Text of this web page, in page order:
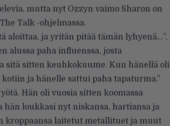
mutta nyt Ozzyn vaimo Sharon on
Talk -ohjelmassa.
aloittaa, ja yritän pitää tämän lyhyenä…”,
alussa paha influenssa, josta
sitä sitten keuhkokuume. Kun hänellä oli
ja hänelle sattui paha tapaturma.”
Hän oli vuosia sitten koomassa
loukkasi nyt niskansa, hartiansa ja
kroppaansa laitetut metallituet ja muut